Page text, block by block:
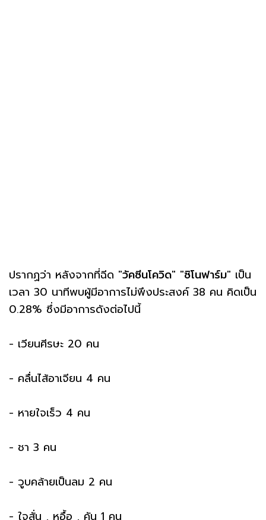
ปรากฏว่า หลังจากที่ฉีด "วัคซีนโควิด" "ซิโนฟาร์ม" เป็น
เวลา 30 นาทีพบผู้มีอาการไม่พึงประสงค์ 38 คน คิดเป็น
0.28% ซึ่งมีอาการดังต่อไปนี้
- เวียนศีรษะ 20 คน
- คลื่นไส้อาเจียน 4 คน
- หายใจเร็ว 4 คน
- ชา 3 คน
- วูบคล้ายเป็นลม 2 คน
- ใจสั่น , หูอื้อ , คัน 1 คน